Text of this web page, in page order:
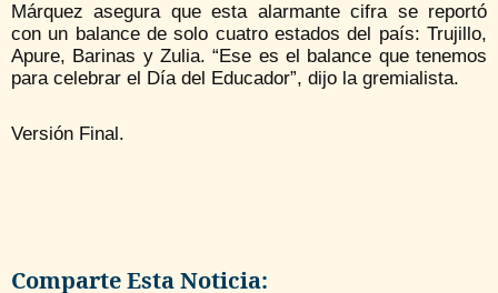
Márquez asegura que esta alarmante cifra se reportó
con un balance de solo cuatro estados del país: Trujillo,
Apure, Barinas y Zulia. “Ese es el balance que tenemos
para celebrar el Día del Educador”, dijo la gremialista.
Versión Final.
Comparte Esta Noticia: